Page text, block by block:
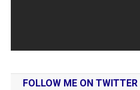
FOLLOW ME ON TWITTER